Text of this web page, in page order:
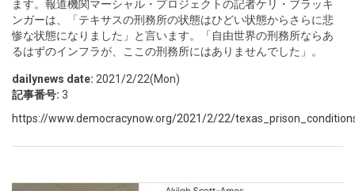
ます。報道機関マーシャル・プロジェクトの記者ケリ・ブラッキ
ンガーは、「テキサスの刑務所の状態はひどい状態からさらに悲
惨な状態になりました」と言います。「自由世界の刑務所ならあ
るはずのインフラが、ここの刑務所にはありませんでした」。
dailynews date: 2021/2/22(Mon)
記事番号: 3
https://www.democracynow.org/2021/2/22/